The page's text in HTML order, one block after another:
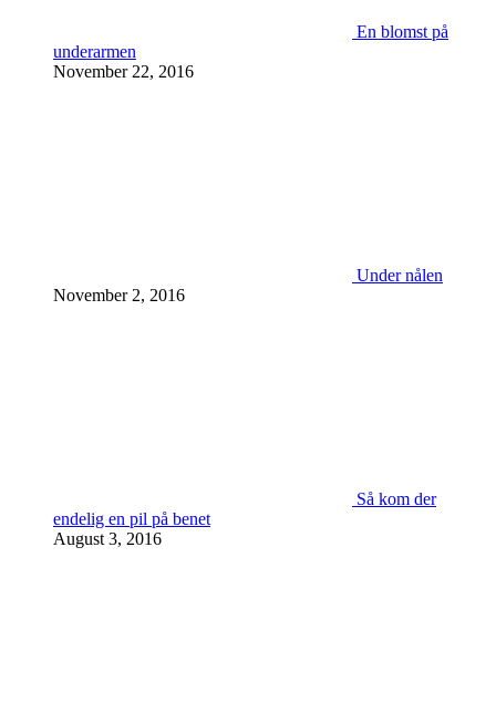
En blomst på
underarmen
November 22, 2016
Under nålen
November 2, 2016
Så kom der
endelig en pil på benet
August 3, 2016